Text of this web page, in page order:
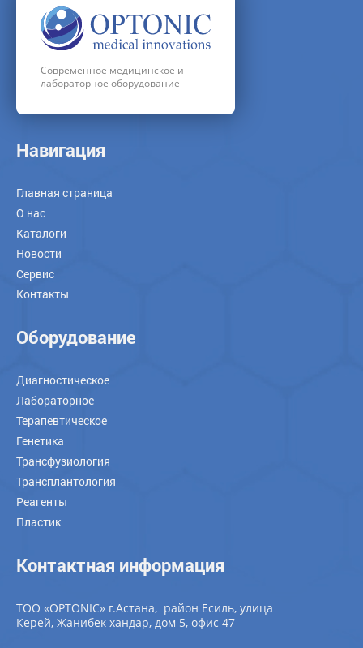
Современное медицинское и
лабораторное оборудование
Навигация
Главная страница
О нас
Каталоги
Новости
Сервис
Контакты
Оборудование
Диагностическое
Лабораторное
Терапевтическое
Генетика
Трансфузиология
Трансплантология
Реагенты
Пластик
Контактная информация
ТОО «OPTONIC» г.Астана, район Есиль, улица
Керей, Жанибек хандар, дом 5, офис 47